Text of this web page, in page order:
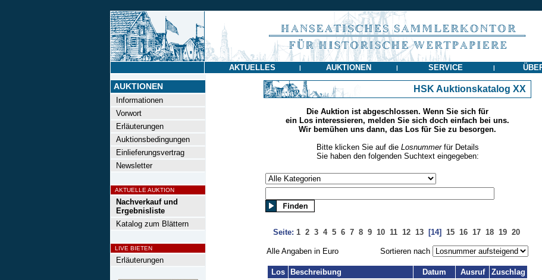
AKTUELLES | AUKTIONEN | SERVICE |
AUKTIONEN
Informationen
Vorwort
Erläuterungen
Auktionsbedingungen
Einlieferungsvertrag
Newsletter
AKTUELLE AUKTION
Nachverkauf und
Ergebnisliste
Katalog zum Blättern
LIVE BIETEN
Erläuterungen
HSK Auktionskatalog XX
Die Auktion ist abgeschlossen. Wenn Sie sich für
ein Los interessieren, melden Sie sich doch einfach bei uns.
Wir bemühen uns dann, das Los für Sie zu besorgen.
Bitte klicken Sie auf die Losnummerfür Details
Sie haben den folgenden Suchtext eingegeben:
Seite: 1 2 3 4 5 6 7 8 9 10 11 12 13 [14] 15 16 17 18 19 20
Alle Angaben in Euro Sortieren nach
Los Beschreibung Datum Ausruf
Zuschlag